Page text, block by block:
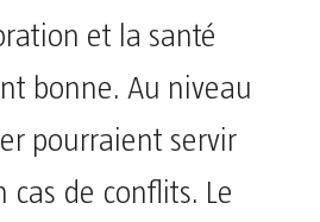
et la santé
bonne. Au niveau
pourraient servir
de conflits. Le